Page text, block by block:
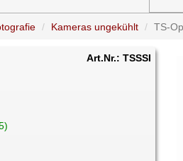
Kameras ungekühlt TS-
Art.Nr.: TSSSI